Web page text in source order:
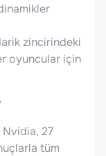
zincirindeki
oyuncular için
27
tüm